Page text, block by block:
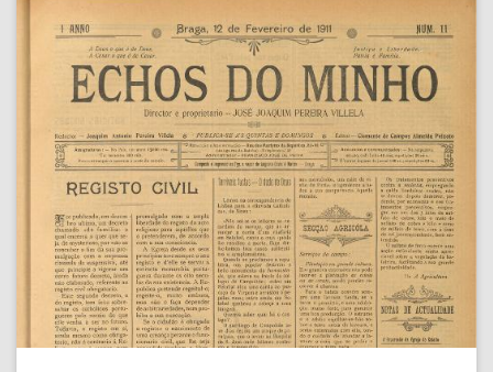
- Indicios provaveis do tempo [Meteorologia]
- Serviços do campo: A adubação da batata
[Agricultura]
[Conteúdo Gerado por Inteligência Artificial,
pode conter erros]